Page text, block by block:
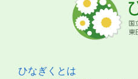
ひなぎくとは